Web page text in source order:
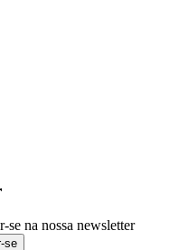
se na nossa newsletter
se